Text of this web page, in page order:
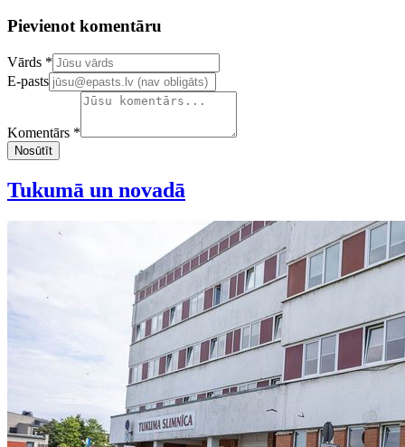
Pievienot komentāru
Confirm your email address
Vārds *
E-pasts
Komentārs *
Nosūtīt
Tukumā un novadā